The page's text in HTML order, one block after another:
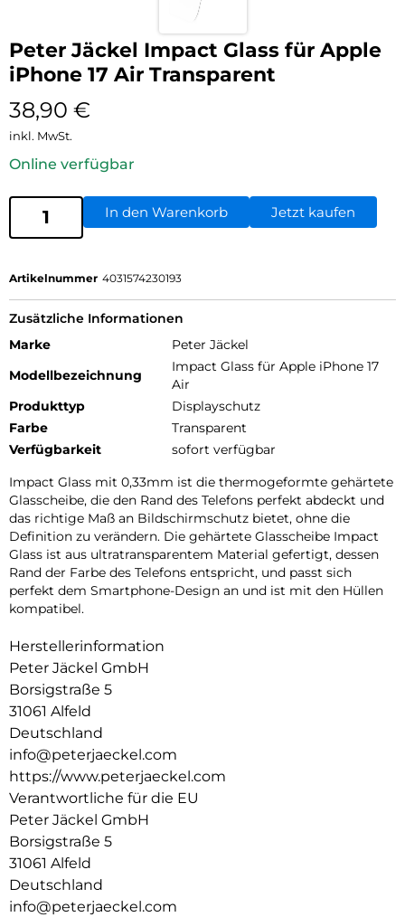
Peter Jäckel Impact Glass für Apple
iPhone 17 Air Transparent
38,90 €
inkl. MwSt.
Online verfügbar
In den Warenkorb Jetzt kaufen
Artikelnummer 4031574230193
Zusätzliche Informationen
Marke
Peter Jäckel
Modellbezeichnung
Impact Glass für Apple iPhone 17
Air
Produkttyp
Displayschutz
Farbe
Transparent
Verfügbarkeit
sofort verfügbar
Impact Glass mit 0,33mm ist die thermogeformte gehärtete
Glasscheibe, die den Rand des Telefons perfekt abdeckt und
das richtige Maß an Bildschirmschutz bietet, ohne die
Definition zu verändern. Die gehärtete Glasscheibe Impact
Glass ist aus ultratransparentem Material gefertigt, dessen
Rand der Farbe des Telefons entspricht, und passt sich
perfekt dem Smartphone-Design an und ist mit den Hüllen
kompatibel.
Herstellerinformation
Peter Jäckel GmbH
Borsigstraße 5
31061 Alfeld
Deutschland
info@peterjaeckel.com
https://www.peterjaeckel.com
Verantwortliche für die EU
Peter Jäckel GmbH
Borsigstraße 5
31061 Alfeld
Deutschland
info@peterjaeckel.com